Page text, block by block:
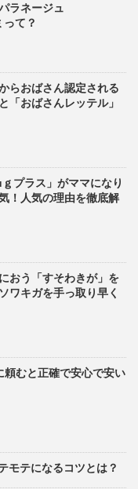
ラネージュ
て？
らおばさん認定される
「おばさんレッテル」
プラス」がママになり
！人気の理由を徹底解
おう「すそわきが」を
ワキガを手っ取り早く
頼むと正確で安心で安い
モテになるコツとは？